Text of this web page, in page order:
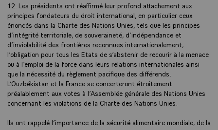
12. Les présidents ont réaffirmé leur profond attachement aux
principes fondateurs du droit international, en particulier ceux
énoncés dans la Charte des Nations Unies, tels que les principes
d’intégrité territoriale, de souveraineté, d’indépendance et
d’inviolabilité des frontières reconnues internationalement,
l’obligation pour tous les Etats de s’abstenir de recourir à la menace
ou à l’emploi de la force dans leurs relations internationales ainsi
que la nécessité du règlement pacifique des différends.
L’Ouzbékistan et la France se concerteront étroitement
préalablement aux votes à l’Assemblée générale des Nations Unies
concernant les violations de la Charte des Nations Unies.
Ils ont rappelé l’importance de la sécurité alimentaire mondiale, de la